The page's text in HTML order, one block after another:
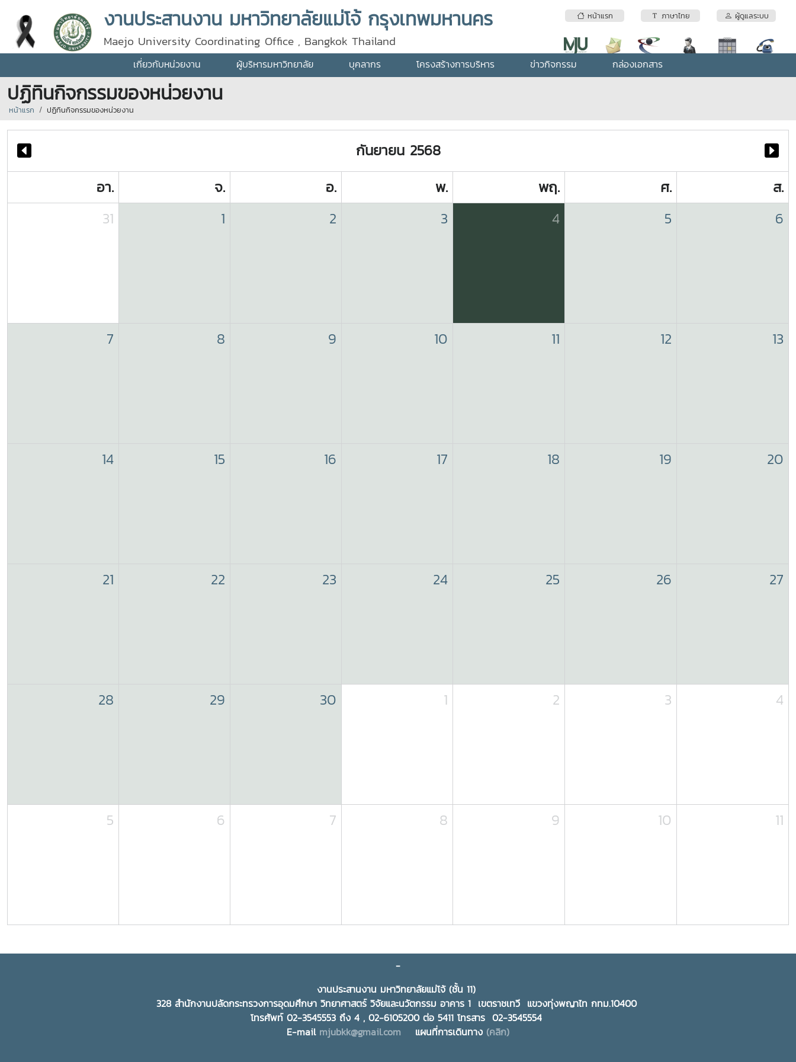
หน้าแรก ภาษาไทย ผู้ดูแลระบบ
งานประสานงาน มหาวิทยาลัยแม่โจ้ กรุงเทพมหานคร
Maejo University Coordinating Office , Bangkok Thailand
เกี่ยวกับหน่วยงาน ผู้บริหารมหาวิทยาลัย บุคลากร โครงสร้างการบริหาร ข่าวกิจกรรม กล่องเอกสาร
ปฏิทินกิจกรรมของหน่วยงาน
หน้าแรก ปฏิทินกิจกรรมของหน่วยงาน
กันยายน 2568
อา.
จ. อ. พ. พฤ. ศ.
ส.
31
1 2 3 4 5 6
7 8 9 10 11 12 13
14 15 16 17 18 19 20
21 22 23 24 25 26 27
28 29 30 1 2 3 4
5 6 7 8 9 10 11
-
งานประสานงาน มหาวิทยาลัยแม่โจ้ (ชั้น 11)
328 สำนักงานปลัดกระทรวงการอุดมศึกษา วิทยาศาสตร์ วิจัยและนวัตกรรม อาคาร 1 เขตราชเทวี แขวงทุ่งพญาไท กทม.10400
โทรศัพท์ 02-3545553 ถึง 4 , 02-6105200 ต่อ 5411 โทรสาร 02-3545554
E-mail mjubkk@gmail.com แผนที่การเดินทาง (คลิก)